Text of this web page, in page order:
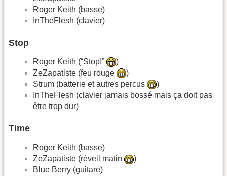
Roger Keith (basse)
InTheFlesh (clavier)
Stop
Roger Keith (“Stop!”
)
ZeZapatiste (feu rouge
)
Strum (batterie et autres percus
)
InTheFlesh (clavier jamais bossé mais ça doit pas
être trop dur)
Time
Roger Keith (basse)
ZeZapatiste (réveil matin
)
Blue Berry (guitare)